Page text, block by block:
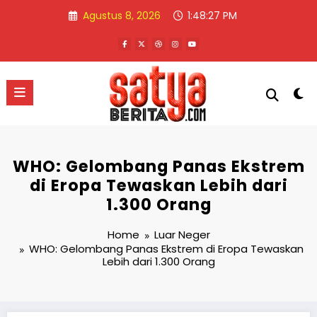
Agustus 8, 2026 1:48:27 PM
WHO: Gelombang Panas Ekstrem
di Eropa Tewaskan Lebih dari
1.300 Orang
Home
Luar Neger
WHO: Gelombang Panas Ekstrem di Eropa Tewaskan
Lebih dari 1.300 Orang